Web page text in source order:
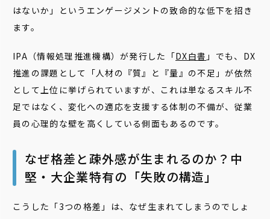
はないか」というエンゲージメントの致命的な低下を招き
ます。
IPA（情報処理推進機構）が発行した「DX白書 」でも、DX
推進の課題として「人材の『質』と『量』の不足」が依然
として上位に挙げられていますが、これは単なるスキル不
足ではなく、変化への適応を支援する体制の不備が、従業
員の心理的な壁を高くしている側面もあるのです。
なぜ格差と疎外感が生まれるのか？中
堅・大企業特有の「失敗の構造」
こうした「3つの格差」は、なぜ生まれてしまうのでしょ